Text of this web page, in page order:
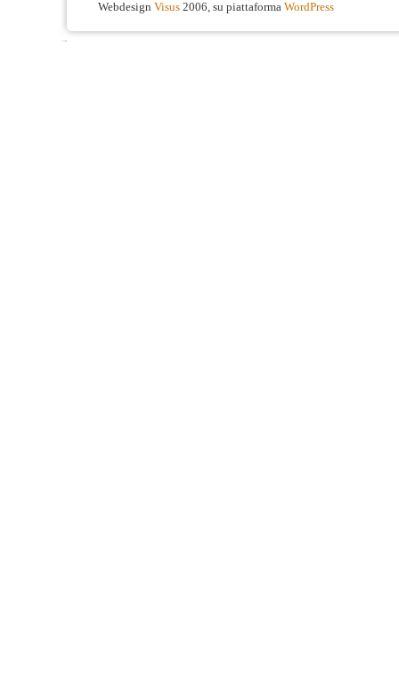
Webdesign Visus 2006, su piattaforma WordPress